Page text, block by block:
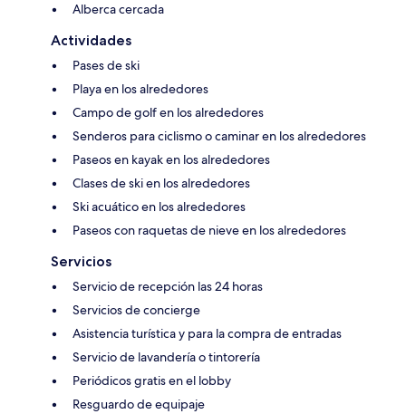
Alberca cercada
Actividades
Pases de ski
Playa en los alrededores
Campo de golf en los alrededores
Senderos para ciclismo o caminar en los alrededores
Paseos en kayak en los alrededores
Clases de ski en los alrededores
Ski acuático en los alrededores
Paseos con raquetas de nieve en los alrededores
Servicios
Servicio de recepción las 24 horas
Servicios de concierge
Asistencia turística y para la compra de entradas
Servicio de lavandería o tintorería
Periódicos gratis en el lobby
Resguardo de equipaje